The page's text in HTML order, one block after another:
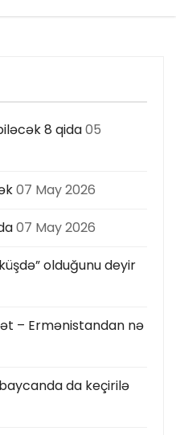
8 qida05
07 May 2026
07 May 2026
olduğunu deyir
– Ermənistandan nə
da keçirilə